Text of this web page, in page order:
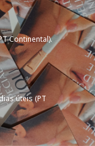
Continental).
úteis (PT